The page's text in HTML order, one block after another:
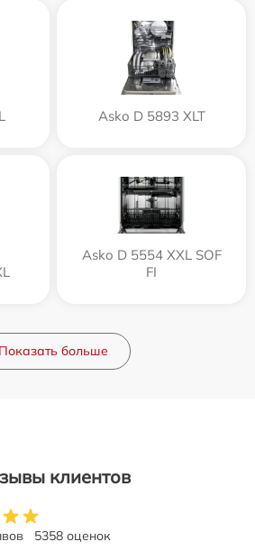
Asko D 5893 XLT
Asko D 5554 XXL SOF
FI
Показать больше
клиентов
5358 оценок